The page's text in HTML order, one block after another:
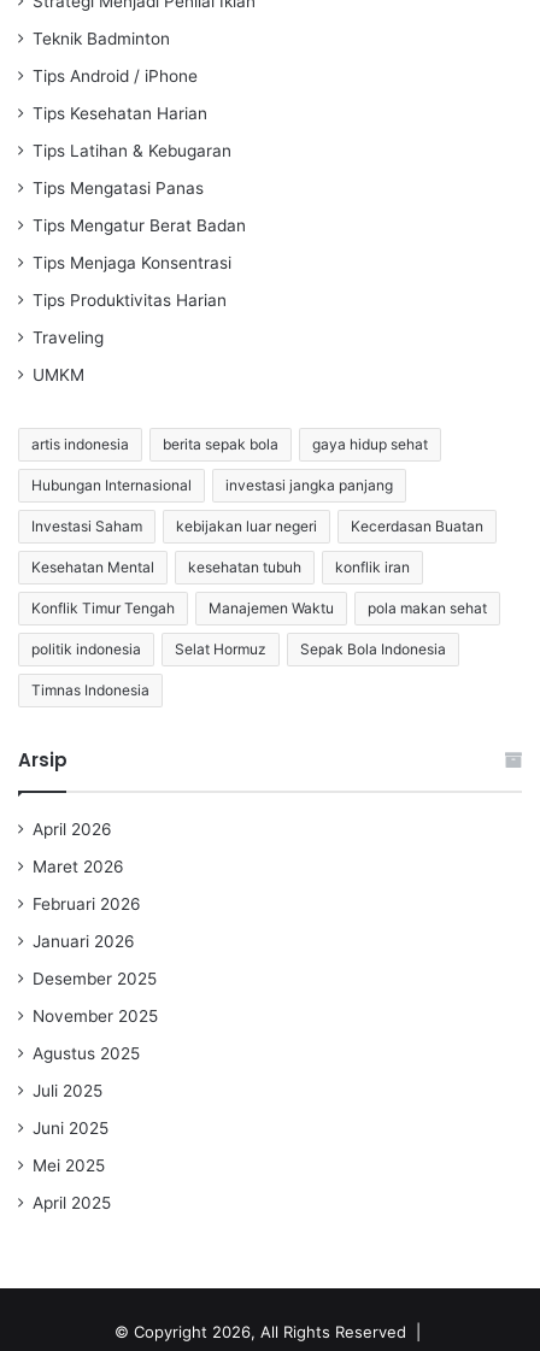
Teknik Badminton
Tips Android / iPhone
Tips Kesehatan Harian
Tips Latihan & Kebugaran
Tips Mengatasi Panas
Tips Mengatur Berat Badan
Tips Menjaga Konsentrasi
Tips Produktivitas Harian
Traveling
UMKM
artis indonesia berita sepak bola gaya hidup sehat
Hubungan Internasional investasi jangka panjang
Investasi Saham kebijakan luar negeri Kecerdasan Buatan
Kesehatan Mental kesehatan tubuh konflik iran
Konflik Timur Tengah Manajemen Waktu pola makan sehat
politik indonesia Selat Hormuz Sepak Bola Indonesia
Timnas Indonesia
Arsip
April 2026
Maret 2026
Februari 2026
Januari 2026
Desember 2025
November 2025
Agustus 2025
Juli 2025
Juni 2025
Mei 2025
April 2025
© Copyright 2026, All Rights Reserved |